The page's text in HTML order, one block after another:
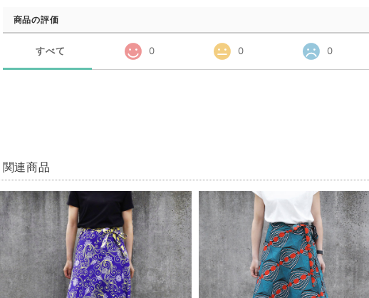
商品の評価
すべて 0 0 0
関連商品